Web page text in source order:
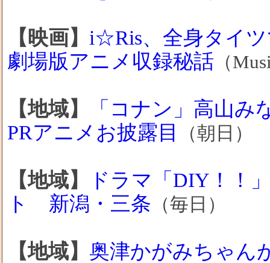
【映画】 i☆Ris、全身タイ
劇場版アニメ収録秘話 （
【地域】
「コナン」高山
PRアニメお披露目
（朝日）
【地域】
ドラマ「DIY！！
ト 新潟・三条 （毎日）
【地域】 奥津かがみちゃん